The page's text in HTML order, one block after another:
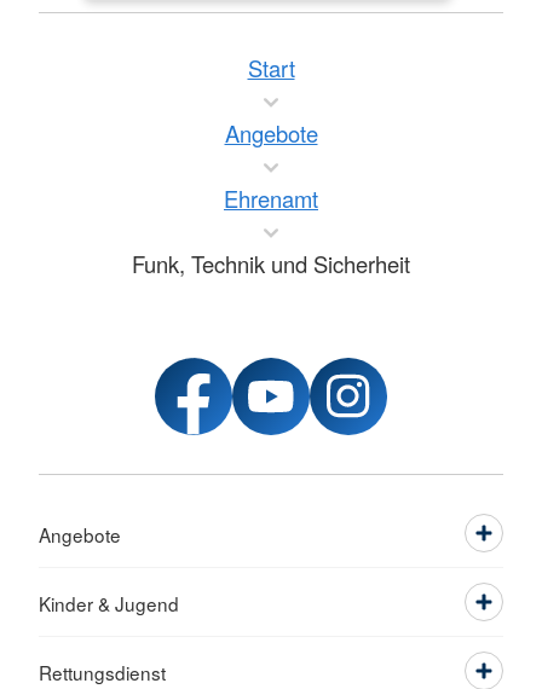
Start
Angebote
Ehrenamt
Funk, Technik und Sicherheit
Angebote
Kinder & Jugend
Rettungsdienst